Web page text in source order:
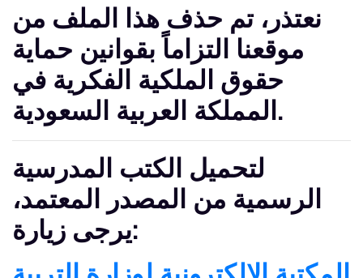
نعتذر، تم حذف هذا الملف من
موقعنا التزاماً بقوانين حماية
حقوق الملكية الفكرية في
المملكة العربية السعودية.
لتحميل الكتب المدرسية
الرسمية من المصدر المعتمد،
يرجى زيارة: